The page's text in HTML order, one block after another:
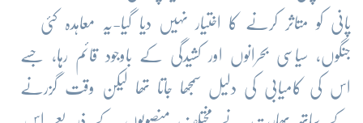
پانی کو متاثر کرنے کا اختیار نہیں دیا گیا-یہ معاہدہ کئی
جنگوں، سیاسی بحرانوں اور کشیدگی کے باوجود قائم رہا، جسے
اس کی کامیابی کی دلیل سمجھا جاتا تھا لیکن وقت گزرنے